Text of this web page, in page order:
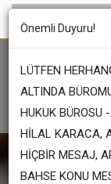
Önemli Duyuru!
LÜTFEN
ALTINDA
HUKUK BÜROSU
HİLAL KARACA,
HİÇBİR MESAJ,
BAHSE KONU